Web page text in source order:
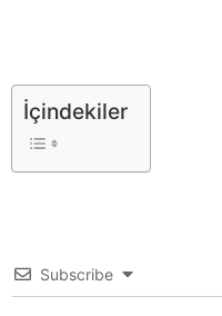
İçindekiler
Subscribe